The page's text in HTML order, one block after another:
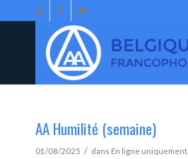
AA Humilité (semaine)
01/08/2025 / dans En ligne uniquement